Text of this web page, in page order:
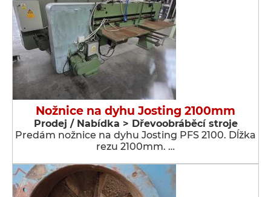
Nožnice na dyhu Josting 2100mm
Prodej / Nabídka > Dřevoobráběcí stroje
Predám nožnice na dyhu Josting PFS 2100. Dĺžka
rezu 2100mm. …